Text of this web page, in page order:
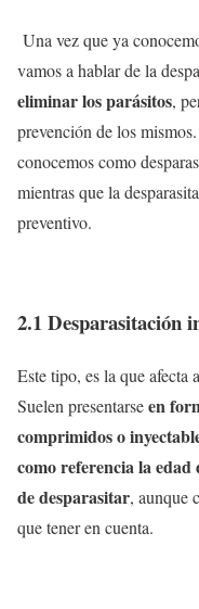
Una vez que ya
vamos a hablar de la
eliminar los parásitos,
prevención de los
conocemos como
mientras que la
preventivo.
2.1 Desparasitación
Este tipo, es la que afecta
Suelen presentarseen
comprimidos o
como referencia la
de desparasitar, aunque
que tener en cuenta.